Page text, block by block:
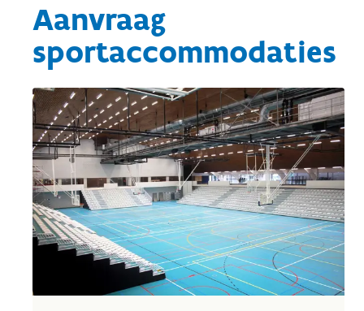
Aanvraag
sportaccommodaties